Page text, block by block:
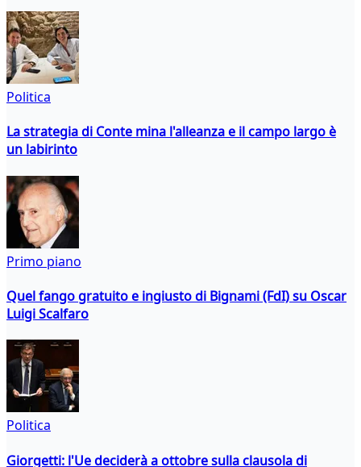
Politica
La strategia di Conte mina l'alleanza e il campo largo è
un labirinto
Primo piano
Quel fango gratuito e ingiusto di Bignami (FdI) su Oscar
Luigi Scalfaro
Politica
Giorgetti: l'Ue deciderà a ottobre sulla clausola di